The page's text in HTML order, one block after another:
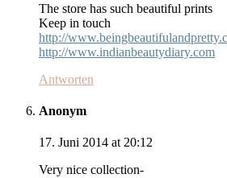
The store has such beautiful prints
Keep in touch
http://
http://www.indianbeautydiary.com
Antworten
Anonym
17. Juni 2014 at 20:12
Very nice collection-